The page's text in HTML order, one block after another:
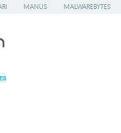
MANUS MALWAREBYTES